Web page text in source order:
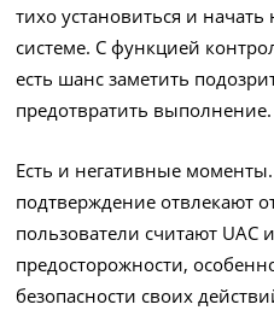
тихо установиться и
системе. С функцией
есть шанс заметить
предотвратить выполнение.
Есть и негативные
подтверждение отвлекают
пользователи считают
предосторожности,
безопасности своих